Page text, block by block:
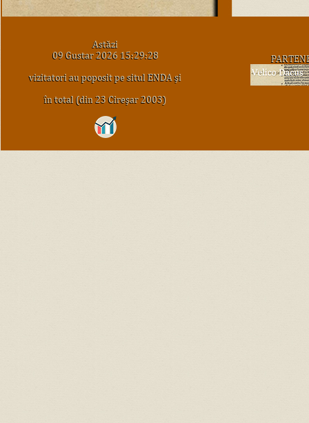
Astăzi
09 Gustar 2026 15:29:28
vizitatori au poposit pe situl ENDA şi
în total (din 23 Cireşar 2003)